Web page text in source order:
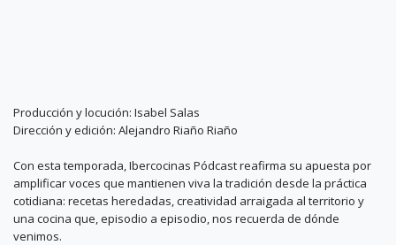
Producción y locución: Isabel Salas
Dirección y edición: Alejandro Riaño Riaño
Con esta temporada, Ibercocinas Pódcast reafirma su apuesta por
amplificar voces que mantienen viva la tradición desde la práctica
cotidiana: recetas heredadas, creatividad arraigada al territorio y
una cocina que, episodio a episodio, nos recuerda de dónde
venimos.